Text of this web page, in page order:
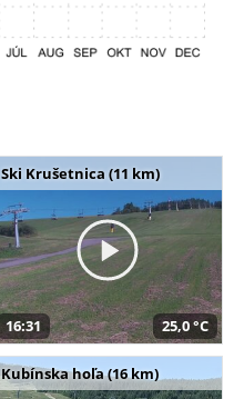
Ski Krušetnica (11 km)
16:31 25,0 °C
Kubínska hoľa (16 km)